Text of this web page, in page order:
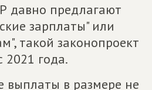
давно предлагают
зарплаты" или
такой законопроект
2021 года.
выплаты в размере не